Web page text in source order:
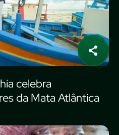
celebra
da Mata Atlântica